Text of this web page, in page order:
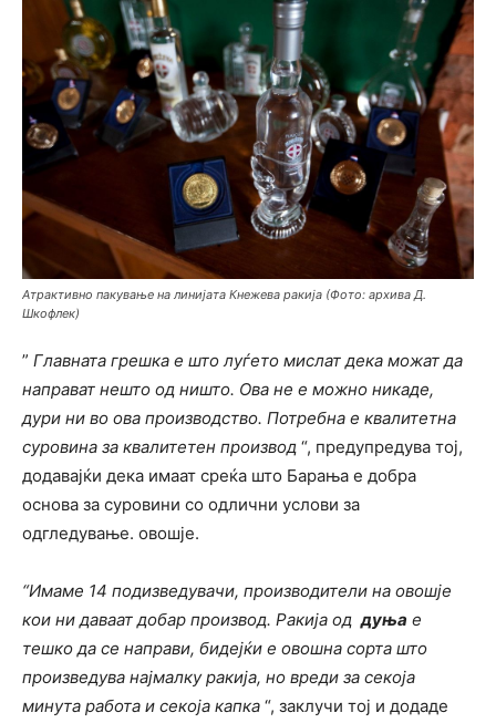
Атрактивно пакување на линијата Кнежева ракија (Фото: архива Д.
Шкофлек)
” Главната грешка е што луѓето мислат дека можат да
направат нешто од ништо. Ова не е можно никаде,
дури ни во ова производство. Потребна е квалитетна
суровина за квалитетен производ “, предупредува тој,
додавајќи дека имаат среќа што Барања е добра
основа за суровини со одлични услови за
одгледување. овошје.
“Имаме 14 подизведувачи, производители на овошје
кои ни даваат добар производ. Ракија оддуња е
тешко да се направи, бидејќи е овошна сорта што
произведува најмалку ракија, но вреди за секоја
минута работа и секоја капка “, заклучи тој и додаде